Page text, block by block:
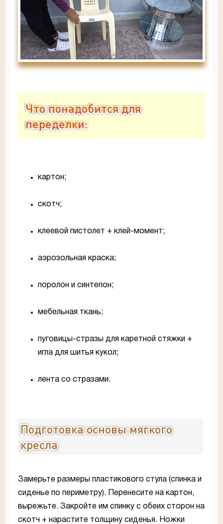
Что понадобится для
переделки:
картон;
скотч;
клеевой пистолет + клей-момент;
аэрозольная краска;
поролон и синтепон;
мебельная ткань;
пуговицы-стразы для каретной стяжки +
игла для шитья кукол;
лента со стразами.
Подготовка основы мягкого
кресла
Замерьте размеры пластикового стула (спинка и
сиденье по периметру). Перенесите на картон,
вырежьте. Закройте им спинку с обеих сторон на
скотч + нарастите толщину сиденья. Ножки